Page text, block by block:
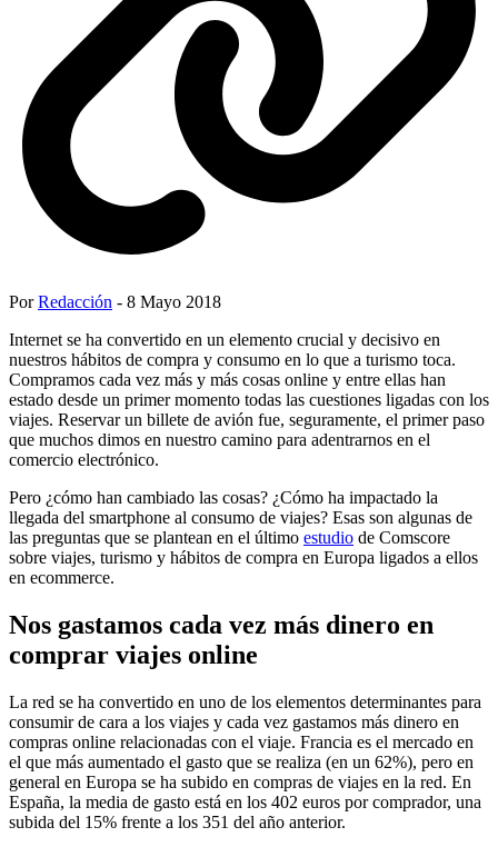
PorRedacción - 8 Mayo 2018
Internet se ha convertido en un elemento crucial y decisivo en
nuestros hábitos de compra y consumo en lo que a turismo toca.
Compramos cada vez más y más cosas online y entre ellas han
estado desde un primer momento todas las cuestiones ligadas con los
viajes. Reservar un billete de avión fue, seguramente, el primer paso
que muchos dimos en nuestro camino para adentrarnos en el
comercio electrónico.
Pero ¿cómo han cambiado las cosas? ¿Cómo ha impactado la
llegada del smartphone al consumo de viajes? Esas son algunas de
las preguntas que se plantean en el último estudio de Comscore
sobre viajes, turismo y hábitos de compra en Europa ligados a ellos
en ecommerce.
Nos gastamos cada vez más dinero en
comprar viajes online
La red se ha convertido en uno de los elementos determinantes para
consumir de cara a los viajes y cada vez gastamos más dinero en
compras online relacionadas con el viaje. Francia es el mercado en
el que más aumentado el gasto que se realiza (en un 62%), pero en
general en Europa se ha subido en compras de viajes en la red. En
España, la media de gasto está en los 402 euros por comprador, una
subida del 15% frente a los 351 del año anterior.